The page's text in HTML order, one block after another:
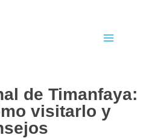
de Timanfaya:
visitarlo y